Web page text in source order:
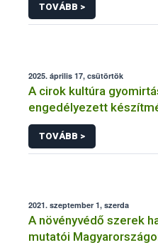
TOVÁBB >
2025. április 17, csütörtök
A cirok kultúra
engedélyezett
TOVÁBB >
2021. szeptember 1, szerda
A növényvédő szerek
mutatói